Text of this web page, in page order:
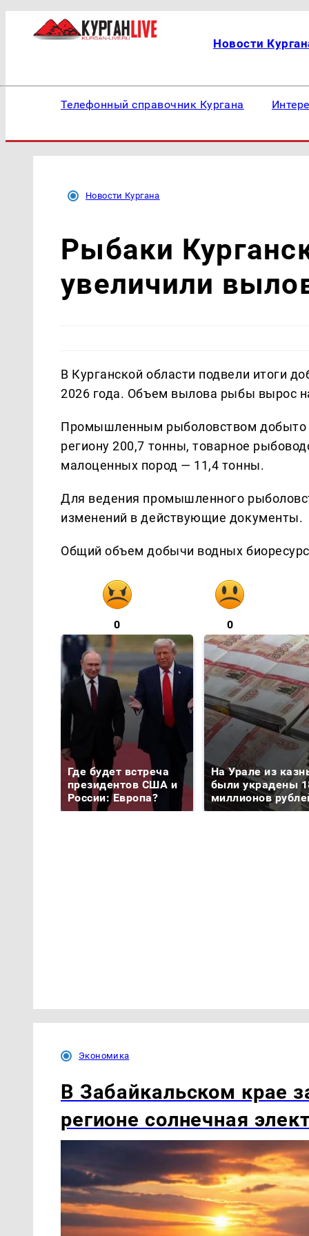
Новости
Телефонный справочник Кургана
Новости Кургана
Рыбаки
увеличили
В Курганской области подвели итоги
2026 года. Объем вылова рыбы вырос
Промышленным рыболовством добыто
региону 200,7 тонны, товарное
малоценных пород — 11,4 тонны.
Для ведения промышленного
изменений в действующие документы.
Общий объем добычи водных
0 0
Где будет встреча
президентов США и
России: Европа?
На Урале из
были украдены
миллионов
Экономика
В Забайкальском крае
регионе солнечная